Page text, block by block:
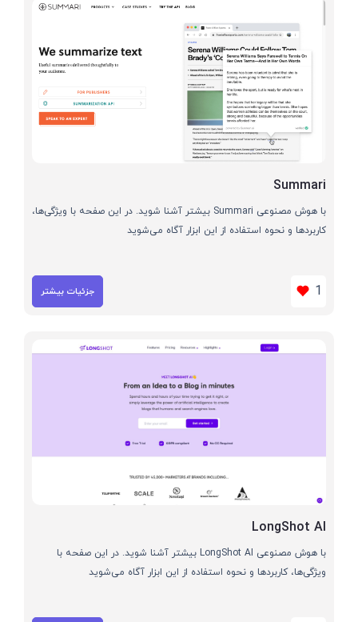
Summari
با هوش مصنوعی Summari بیشتر آشنا شوید. در این صفحه با ویژگی‌ها،
کاربردها و نحوه استفاده از این ابزار آگاه می‌شوید
1 جزئیات بیشتر
LongShot AI
با هوش مصنوعی LongShot AI بیشتر آشنا شوید. در این صفحه با
ویژگی‌ها، کاربردها و نحوه استفاده از این ابزار آگاه می‌شوید